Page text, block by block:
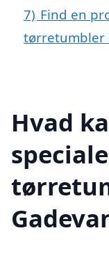
7) Find en
tørretumbler
Hvad